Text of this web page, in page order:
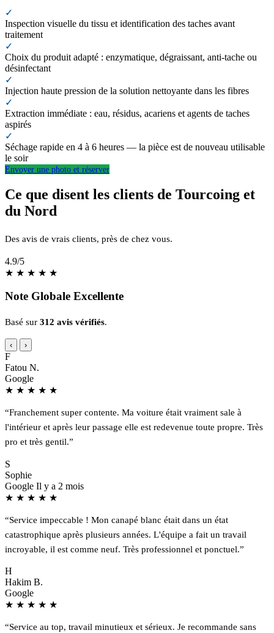
✓
Inspection visuelle du tissu et identification des taches avant
traitement
✓
Choix du produit adapté : enzymatique, dégraissant, anti-tache ou
désinfectant
✓
Injection haute pression de la solution nettoyante dans les fibres
✓
Extraction immédiate : eau, résidus, acariens et agents de taches
aspirés
✓
Séchage rapide en 4 à 6 heures — la pièce est de nouveau utilisable
le soir
Envoyer une photo et réserver
Ce que disent les clients de Tourcoing et
du Nord
Des avis de vrais clients, près de chez vous.
4.9/5
★ ★ ★ ★ ★
Note Globale Excellente
Basé sur 312 avis vérifiés.
‹ ›
F
Fatou N.
Google
★ ★ ★ ★ ★
“Franchement super contente. Ma voiture était vraiment sale à
l'intérieur et après leur passage elle est redevenue toute propre. Très
pro et très gentil.”
S
Sophie
Google Il y a 2 mois
★ ★ ★ ★ ★
“Service impeccable ! Mon canapé blanc était dans un état
catastrophique après plusieurs années. L'équipe a fait un travail
incroyable, il est comme neuf. Très professionnel et ponctuel.”
H
Hakim B.
Google
★ ★ ★ ★ ★
“Service au top, travail minutieux et sérieux. Je recommande sans